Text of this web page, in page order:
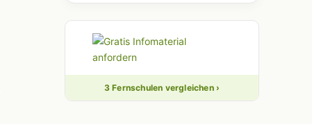
3 Fernschulen vergleichen ›